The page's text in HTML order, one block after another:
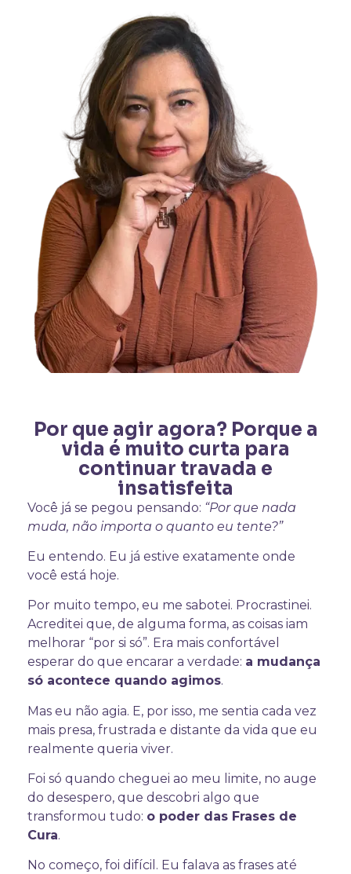
Por que agir agora? Porque a
vida é muito curta para
continuar travada e
insatisfeita
Você já se pegou pensando: “Por que nada
muda, não importa o quanto eu tente?”
Eu entendo. Eu já estive exatamente onde
você está hoje.
Por muito tempo, eu me sabotei. Procrastinei.
Acreditei que, de alguma forma, as coisas iam
melhorar “por si só”. Era mais confortável
esperar do que encarar a verdade: a mudança
só acontece quando agimos.
Mas eu não agia. E, por isso, me sentia cada vez
mais presa, frustrada e distante da vida que eu
realmente queria viver.
Foi só quando cheguei ao meu limite, no auge
do desespero, que descobri algo que
transformou tudo: o poder das Frases de
Cura.
No começo, foi difícil. Eu falava as frases até